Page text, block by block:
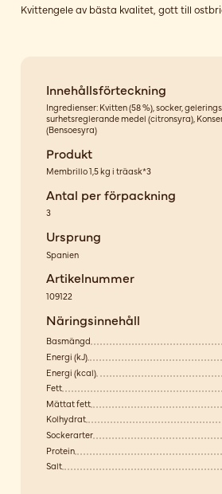
Kvittengele av bästa kvalitet, gott till
Innehållsförteckning
Ingredienser: Kvitten (58 %), socker,
surhetsreglerande medel (citronsyra),
(Bensoesyra)
Produkt
Membrillo 1,5 kg i träask*3
Antal per förpackning
3
Ursprung
Spanien
Artikelnummer
109122
Näringsinnehåll
Basmängd
Energi (kJ)
Energi (kcal)
Fett
Mättat fett
Kolhydrat
Sockerarter
Protein
Salt